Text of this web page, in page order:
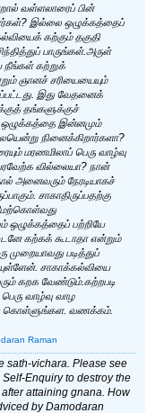
வள்ளலாரைப் பின்
இல்லை ஒழுக்கத்தைப்
கற்கும் தகுதி
பாருங்கள்.அருள்
நீங்கள் கற்றுக்
ஞானச் சரியையையும்
இது வேதனைக்
தங்களுக்குச்
ஒழுக்கத்தை இன்னமும்
நினைக்கிறார்களா?
மரணமிலாப் பெரு வாழ்வு
வில்லையா? நான்
அனைவரும் நேரடியாகச்
சாகாதிருப்பதற்கு
ஒழுக்கத்தைப் பற்றியே
கற்கக் கூடாதா என்றும்
படித்துப்
சாகாக்கல்வியை
கறக வேண்டும்.கற்றபடி
வாழ்வு வாழ
கொள்ளுங்கள. வணக்கம்.
Raman
sath-vichara. Please see
Enquiry to destroy the
attaining gnana. How
by Damodaran